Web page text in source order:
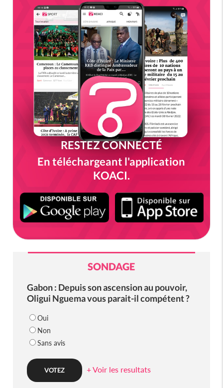
RESTEZ CONNECTÉ
En téléchargeant l'application
KOACI.
SONDAGE
Gabon : Depuis son ascension au pouvoir,
Oligui Nguema vous parait-il compétent ?
Oui
Non
Sans avis
+ Voir les resultats